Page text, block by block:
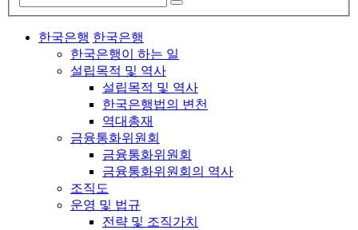
한국은행 한국은행
한국은행이 하는 일
설립목적 및 역사
설립목적 및 역사
한국은행법의 변천
역대총재
금융통화위원회
금융통화위원회
금융통화위원회의 역사
조직도
운영 및 법규
전략 및 조직가치